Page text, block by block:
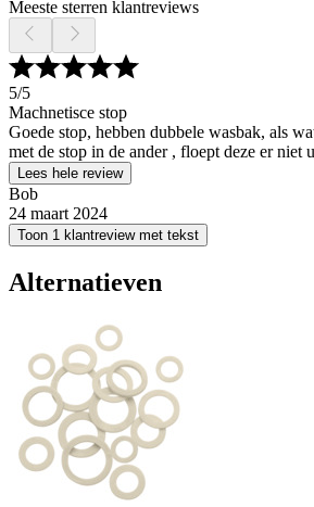
Meeste sterren klantreviews
5/5
Machnetisce stop
Goede stop, hebben dubbele wasbak, als
met de stop in de ander , floept deze er niet
Lees hele review
Bob
24 maart 2024
Toon 1 klantreview met tekst
Alternatieven